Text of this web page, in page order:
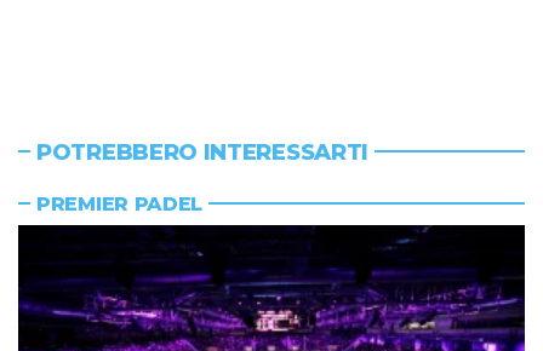
POTREBBERO INTERESSARTI
PREMIER PADEL